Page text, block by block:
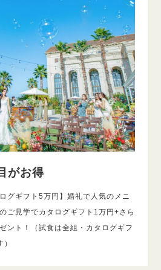
がお得
グギフト5万円】婚礼で人気のメニ
ご見学でカタログギフト1万円+さら
ント！（試食は全組・カタログギフ